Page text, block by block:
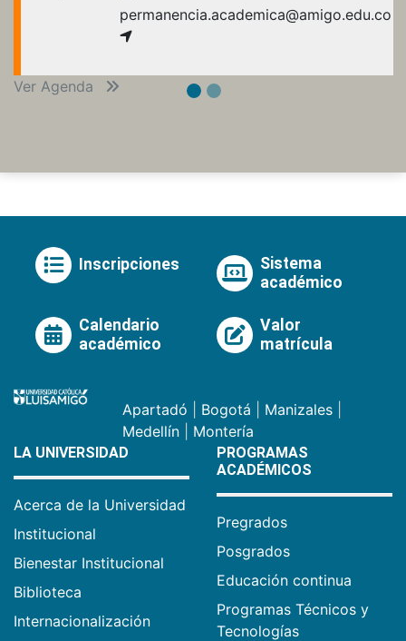
permanencia.academica@amigo.edu.co
Ver Agenda
Inscripciones
Sistema
académico
Calendario
académico
Valor
matrícula
Apartadó Bogotá Manizales
Medellín
Montería
LA UNIVERSIDAD
Acerca de la Universidad
Institucional
Bienestar Institucional
Biblioteca
Internacionalización
PROGRAMAS
ACADÉMICOS
Pregrados
Posgrados
Educación continua
Programas Técnicos y
Tecnologías